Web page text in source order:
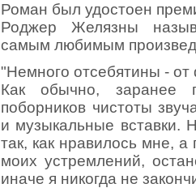
Роман был удостоен
Роджер Желязны
самым любимым
"Немного отсебятины - от
Как обычно, заранее
поборников чистоты
и музыкальные вставки.
так, как нравилось мне, а
моих устремлений,
иначе я никогда не